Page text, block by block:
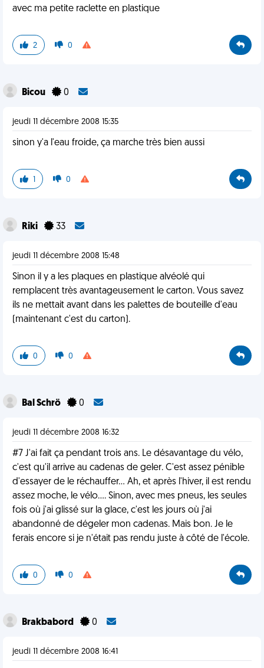
avec ma petite raclette en plastique
2 0
Bicou 0
jeudi 11 décembre 2008 15:35
sinon y'a l'eau froide, ça marche très bien aussi
1 0
Riki 33
jeudi 11 décembre 2008 15:48
Sinon il y a les plaques en plastique alvéolé qui
remplacent très avantageusement le carton. Vous savez
ils ne mettait avant dans les palettes de bouteille d'eau
(maintenant c'est du carton).
0 0
Bal Schrö 0
jeudi 11 décembre 2008 16:32
#7 J'ai fait ça pendant trois ans. Le désavantage du vélo,
c'est qu'il arrive au cadenas de geler. C'est assez pénible
d'essayer de le réchauffer... Ah, et après l'hiver, il est rendu
assez moche, le vélo.... Sinon, avec mes pneus, les seules
fois où j'ai glissé sur la glace, c'est les jours où j'ai
abandonné de dégeler mon cadenas. Mais bon. Je le
ferais encore si je n'était pas rendu juste à côté de l'école.
0 0
Brakbabord 0
jeudi 11 décembre 2008 16:41